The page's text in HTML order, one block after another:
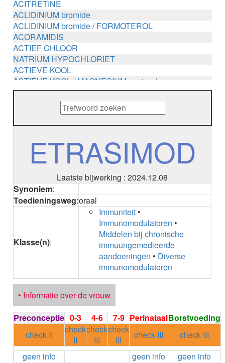
ACITRETINE
ACLIDINIUM bromide
ACLIDINIUM bromide / FORMOTEROL
ACORAMIDIS
ACTIEF CHLOOR
NATRIUM HYPOCHLORIET
ACTIEVE KOOL
ACTIEVE KOOL / MAGNESIUM zouten /
METHENAMINE
ADALIMUMAB
ADAPALEEN
ADAPALEEN / BENZOYLPEROXIDE
ADENOSINE
AESCINE
AFLIBERCEPT intravitreaal
AFLIBERCEPT parenteraal
ALBIGLUTIDE
ALBUTREPENONACOG ALFA
Stollingsfactor IX; Factor IX
ALCOHOL
ETHANOL
ALECTINIB
ALEMTUZUMAB
ALENDRONAAT
ALENDRONAAT/VIT D3
ALENDRONAAT / VITAMINE D3 / CACO3
ALFA-1-PROTEINASEREMMER humaan
ETRASIMOD
Laatste bijwerking : 2024.12.08
Synoniem:
Toedieningsweg:oraal
Klasse(n):
Immuniteit •
Immunomodulatoren •
Middelen bij chronische
immuungemedieerde
aandoeningen • Diverse
immunomodulatoren
• Informatie over de vrouw
Preconceptie 0-3 4-6 7-9 PerinataalBorstvoeding
check II
check
II
check
III
check
III
check III
check III
geen info
geen info
geen info